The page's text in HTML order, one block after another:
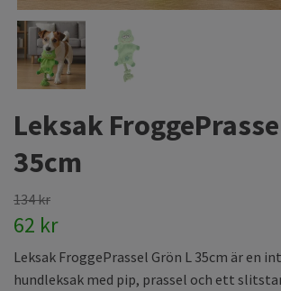
Leksak
35cm
134 kr
62 kr
Leksak FroggePrassel Grön L 35cm är en
hundleksak med pip, prassel och ett